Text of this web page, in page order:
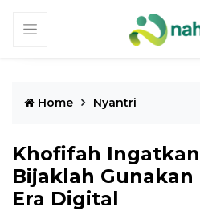
Home Nyantri
Khofifah
Bijaklah
Era Digital